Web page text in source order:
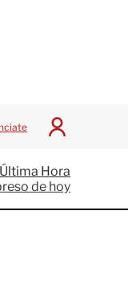
I
c
i
a
Última Hora
de hoy